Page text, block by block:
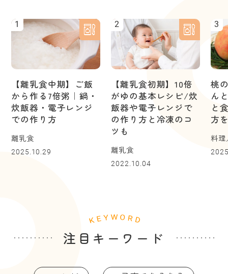
1
【離乳食中期】ご飯
から作る7倍粥｜鍋・
炊飯器・電子レンジ
での作り方
離乳食
2025.10.29
2
【離乳食初期】10倍
がゆの基本レシピ/炊
飯器や電子レンジで
の作り方と冷凍のコ
ツも
離乳食
2022.10.04
3
桃
ん
と
方
料
注目キーワード